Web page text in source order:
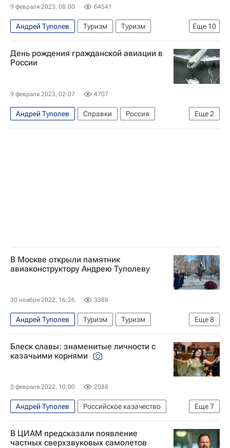
9 февраля 2023, 08:00 64541
Еще 10
Андрей Туполев Туризм
Туризм
Объединенная авиастроительная корпорация (ОАК)
Аэрофлот
Добролет
Ту-144
авиакомпании
Актуальное - Туризм
Впечатления - Туризм
День рождения гражданской авиации в
России
9 февраля 2023, 02:07 4707
Еще2
Андрей Туполев Справки
Россия
Авиация
СССР
В Москве открыли памятник
авиаконструктору Андрею Туполеву
30 ноября 2022, 16:26 3388
Еще8
Андрей Туполев Туризм
Туризм
Новости - Туризм
Наталья Сергунина
Объединенная авиастроительная корпорация (ОАК)
Новости культуры
Ту-144
Блеск славы: знаменитые личности с
казачьими корнями
3 февраля 2022, 10:00 2088
Еще7
Андрей Туполев
Российское казачество
Российское казачество
Анна Нетребко
Надежда Бабкина
Нонна Мордюкова
В ЦИАМ предсказали появление
частных сверхзвуковых самолетов